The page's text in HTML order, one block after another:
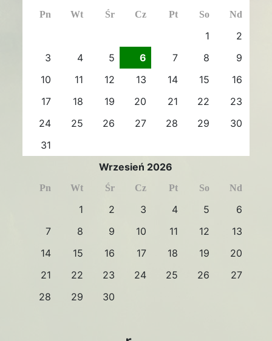
Pn Wt Śr Cz Pt So Nd
1
2
3
4 5 6 7 8
9
10
11 12 13 14 15
16
17
18 19 20 21 22
23
24
25 26 27 28 29
30
31
Wrzesień 2026
Pn Wt Śr Cz Pt So Nd
1 2 3 4 5
6
7
8 9 10 11 12
13
14
15 16 17 18 19
20
21
22 23 24 25 26
27
28
29 30